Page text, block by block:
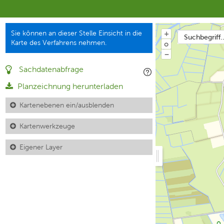
Sie können an dieser Stelle Einsicht in die
Karte des Verfahrens nehmen.
Sachdatenabfrage
Planzeichnung herunterladen
Kartenebenen ein/ausblenden
Kartenwerkzeuge
Eigener Layer
+
o
−